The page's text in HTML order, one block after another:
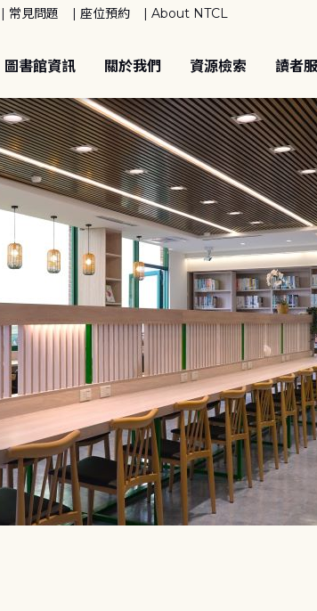
常見問題 座位預約 About NTCL
圖書館資訊 關於我們 資源檢索 讀者